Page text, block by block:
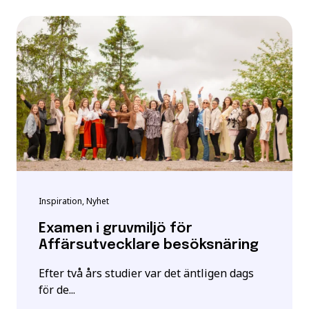
Inspiration, Nyhet
Examen i gruvmiljö för
Affärsutvecklare besöksnäring
Efter två års studier var det äntligen dags
för de...